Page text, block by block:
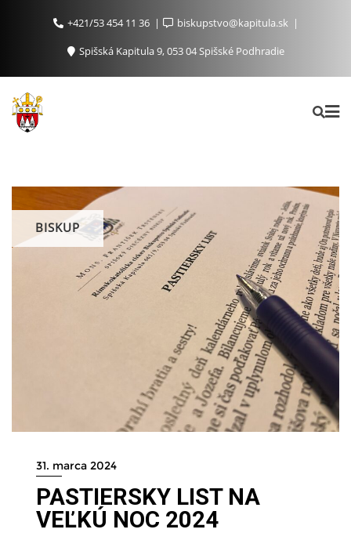
+421/53 454 11 36
biskupstvo@kapitula.sk
Spišská Kapitula 9, 053 04 Spišské Podhradie
BISKUP
31. marca 2024
PASTIERSKY LIST NA
VEĽKÚ NOC 2024